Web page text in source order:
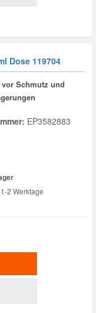
Dose 119704
Schmutz und
EP3582883
2 Werktage